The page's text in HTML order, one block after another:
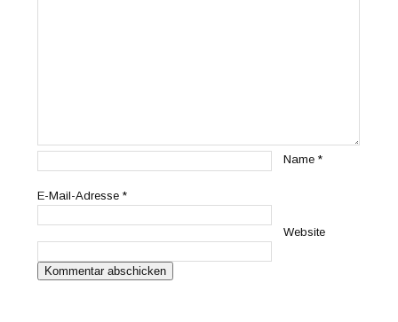
Name*
E-Mail-Adresse*
Website